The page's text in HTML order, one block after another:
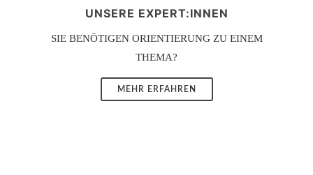
UNSERE EXPERT:INNEN
SIE BENÖTIGEN ORIENTIERUNG ZU EINEM
THEMA?
MEHR ERFAHREN